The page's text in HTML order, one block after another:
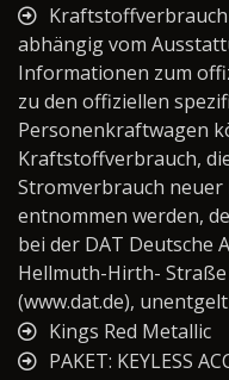
Kraftstoffverbrauch
abhängig vom
Informationen zum
zu den offiziellen
Personenkraftwagen
Kraftstoffverbrauch,
Stromverbrauch
entnommen werden,
bei der DAT Deutsche
Hellmuth-Hirth- Straße
(www.dat.de),
Kings Red Metallic
PAKET: KEYLESS